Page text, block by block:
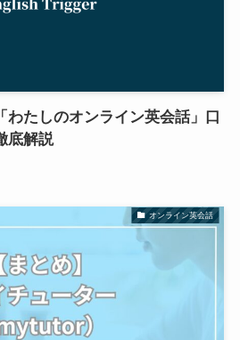
わたしのオンライン英会話」口
底解説
オンライン英会話